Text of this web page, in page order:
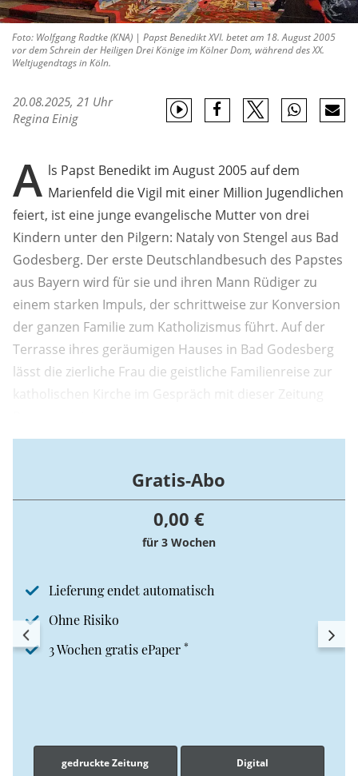
Foto: Wolfgang Radtke (KNA) | Papst Benedikt XVI. betet am 18. August 2005
vor dem Schrein der Heiligen Drei Könige im Kölner Dom, während des XX.
Weltjugendtags in Köln.
20.08.2025, 21 Uhr
Regina Einig
A ls Papst Benedikt im August 2005 auf dem
Marienfeld die Vigil mit einer Million Jugendlichen
feiert, ist eine junge evangelische Mutter von drei
Kindern unter den Pilgern: Nataly von Stengel aus Bad
Godesberg. Der erste Deutschlandbesuch des Papstes
aus Bayern wird für sie und ihren Mann Rüdiger zu
einem starken Impuls, der schrittweise zur Konversion
der ganzen Familie zum Katholizismus führt. Auf der
Terrasse ihres geräumigen Hauses in Bad Godesberg
lässt die zierliche Frau die geistliche Familienreise zur
katholischen Kirche im Gespräch mit dieser Zeitung
Gratis-Abo
0,00 €
für 3 Wochen
Lieferung endet automatisch
Ohne Risiko
3 Wochen gratis ePaper *
gedruckte Zeitung Digital